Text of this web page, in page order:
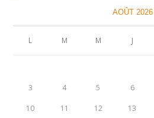
AOÛT 2026
L M M J
3 4 5 6
10 11 12 13